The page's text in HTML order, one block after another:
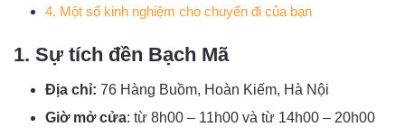
4. Một số kinh nghiệm cho chuyến đi của bạn
1. Sự tích đền Bạch Mã
Địa chỉ: 76 Hàng Buồm, Hoàn Kiếm, Hà Nội
Giờ mở cửa: từ 8h00 – 11h00 và từ 14h00 – 20h00